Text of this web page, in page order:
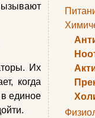
Их
когда
единое